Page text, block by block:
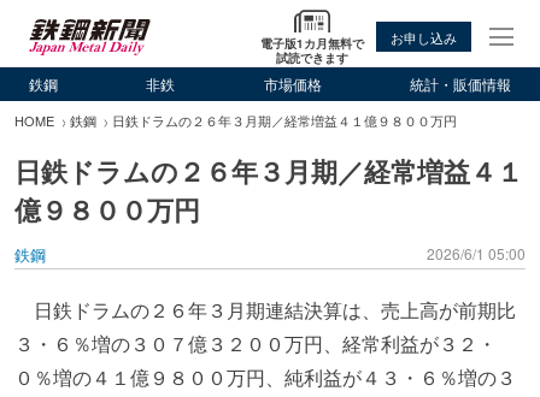
電子版1カ月無料で
試読できます
お申し込み
鉄鋼 非鉄 市場価格 統計・販価情報
HOME 鉄鋼 日鉄ドラムの２６年３月期／経常増益４１億９８００万円
日鉄ドラムの２６年３月期／経常増益４１
億９８００万円
鉄鋼 2026/6/1 05:00
日鉄ドラムの２６年３月期連結決算は、売上高が前期比
３・６％増の３０７億３２００万円、経常利益が３２・
０％増の４１億９８００万円、純利益が４３・６％増の３